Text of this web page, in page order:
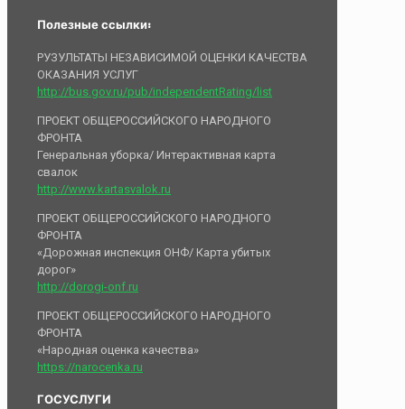
Полезные ссылки:
РУЗУЛЬТАТЫ НЕЗАВИСИМОЙ ОЦЕНКИ КАЧЕСТВА
ОКАЗАНИЯ УСЛУГ
http://bus.gov.ru/pub/independentRating/list
ПРОЕКТ ОБЩЕРОССИЙСКОГО НАРОДНОГО
ФРОНТА
Генеральная уборка/ Интерактивная карта
свалок
http://www.kartasvalok.ru
ПРОЕКТ ОБЩЕРОССИЙСКОГО НАРОДНОГО
ФРОНТА
«Дорожная инспекция ОНФ/ Карта убитых
дорог»
http://dorogi-onf.ru
ПРОЕКТ ОБЩЕРОССИЙСКОГО НАРОДНОГО
ФРОНТА
«Народная оценка качества»
https://narocenka.ru
ГОСУСЛУГИ